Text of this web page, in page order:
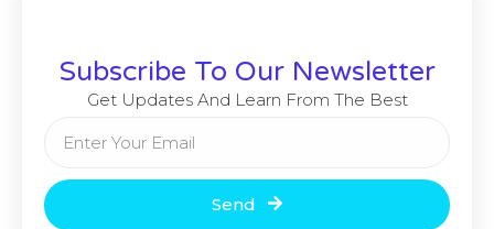
Subscribe To Our Newsletter
Get Updates And Learn From The Best
Send